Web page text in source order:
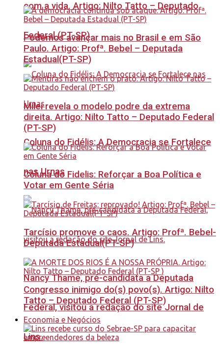
com a vida. Artigo: Nilto Tatto – Deputado
Federal (PT-SP)
Coluna do Fidélis: A Democracia se Fortalece
nas Urnas
Nancy Thame, pré-candidata a Deputada
Federal, visitou a redação do site Jornal de
Lins.
Podemos avançar mais no Brasil e em São
Paulo. Artigo: Profª. Bebel – Deputada
Estadual(PT-SP)
Milei revela o modelo podre da extrema
direita. Artigo: Nilto Tatto – Deputado Federal
(PT-SP)
Coluna do Fidelis: Reforçar a Boa Política e
Votar em Gente Séria
Tarcísio promove o caos. Artigo: Profª. Bebel-
Deputada Estadual(PT-SP)
Congresso inimigo do(s) povo(s). Artigo: Nilto
Tatto – Deputado Federal (PT-SP)
Economia e Negócios